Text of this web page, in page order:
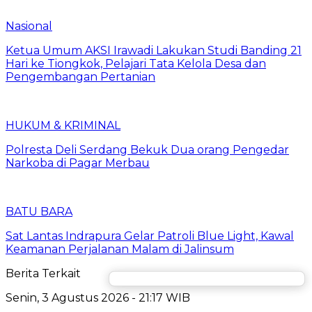
Nasional
Ketua Umum AKSI Irawadi Lakukan Studi Banding 21
Hari ke Tiongkok, Pelajari Tata Kelola Desa dan
Pengembangan Pertanian
HUKUM & KRIMINAL
Polresta Deli Serdang Bekuk Dua orang Pengedar
Narkoba di Pagar Merbau
BATU BARA
Sat Lantas Indrapura Gelar Patroli Blue Light, Kawal
Keamanan Perjalanan Malam di Jalinsum
Berita Terkait
Senin, 3 Agustus 2026 - 21:17 WIB